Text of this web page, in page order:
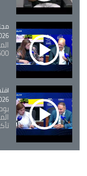
10:18
1500 تدخل خلال الموسم الحالي
12:13